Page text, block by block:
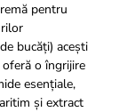
pentru
bucăți) acești
o îngrijire
esențiale,
și extract